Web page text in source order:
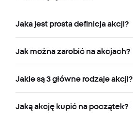
Jaka jest prosta definicja akcji?
Jak można zarobić na akcjach?
Jakie są 3 główne rodzaje akcji?
Jaką akcję kupić na początek?